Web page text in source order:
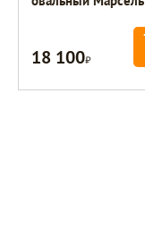
18 100Р